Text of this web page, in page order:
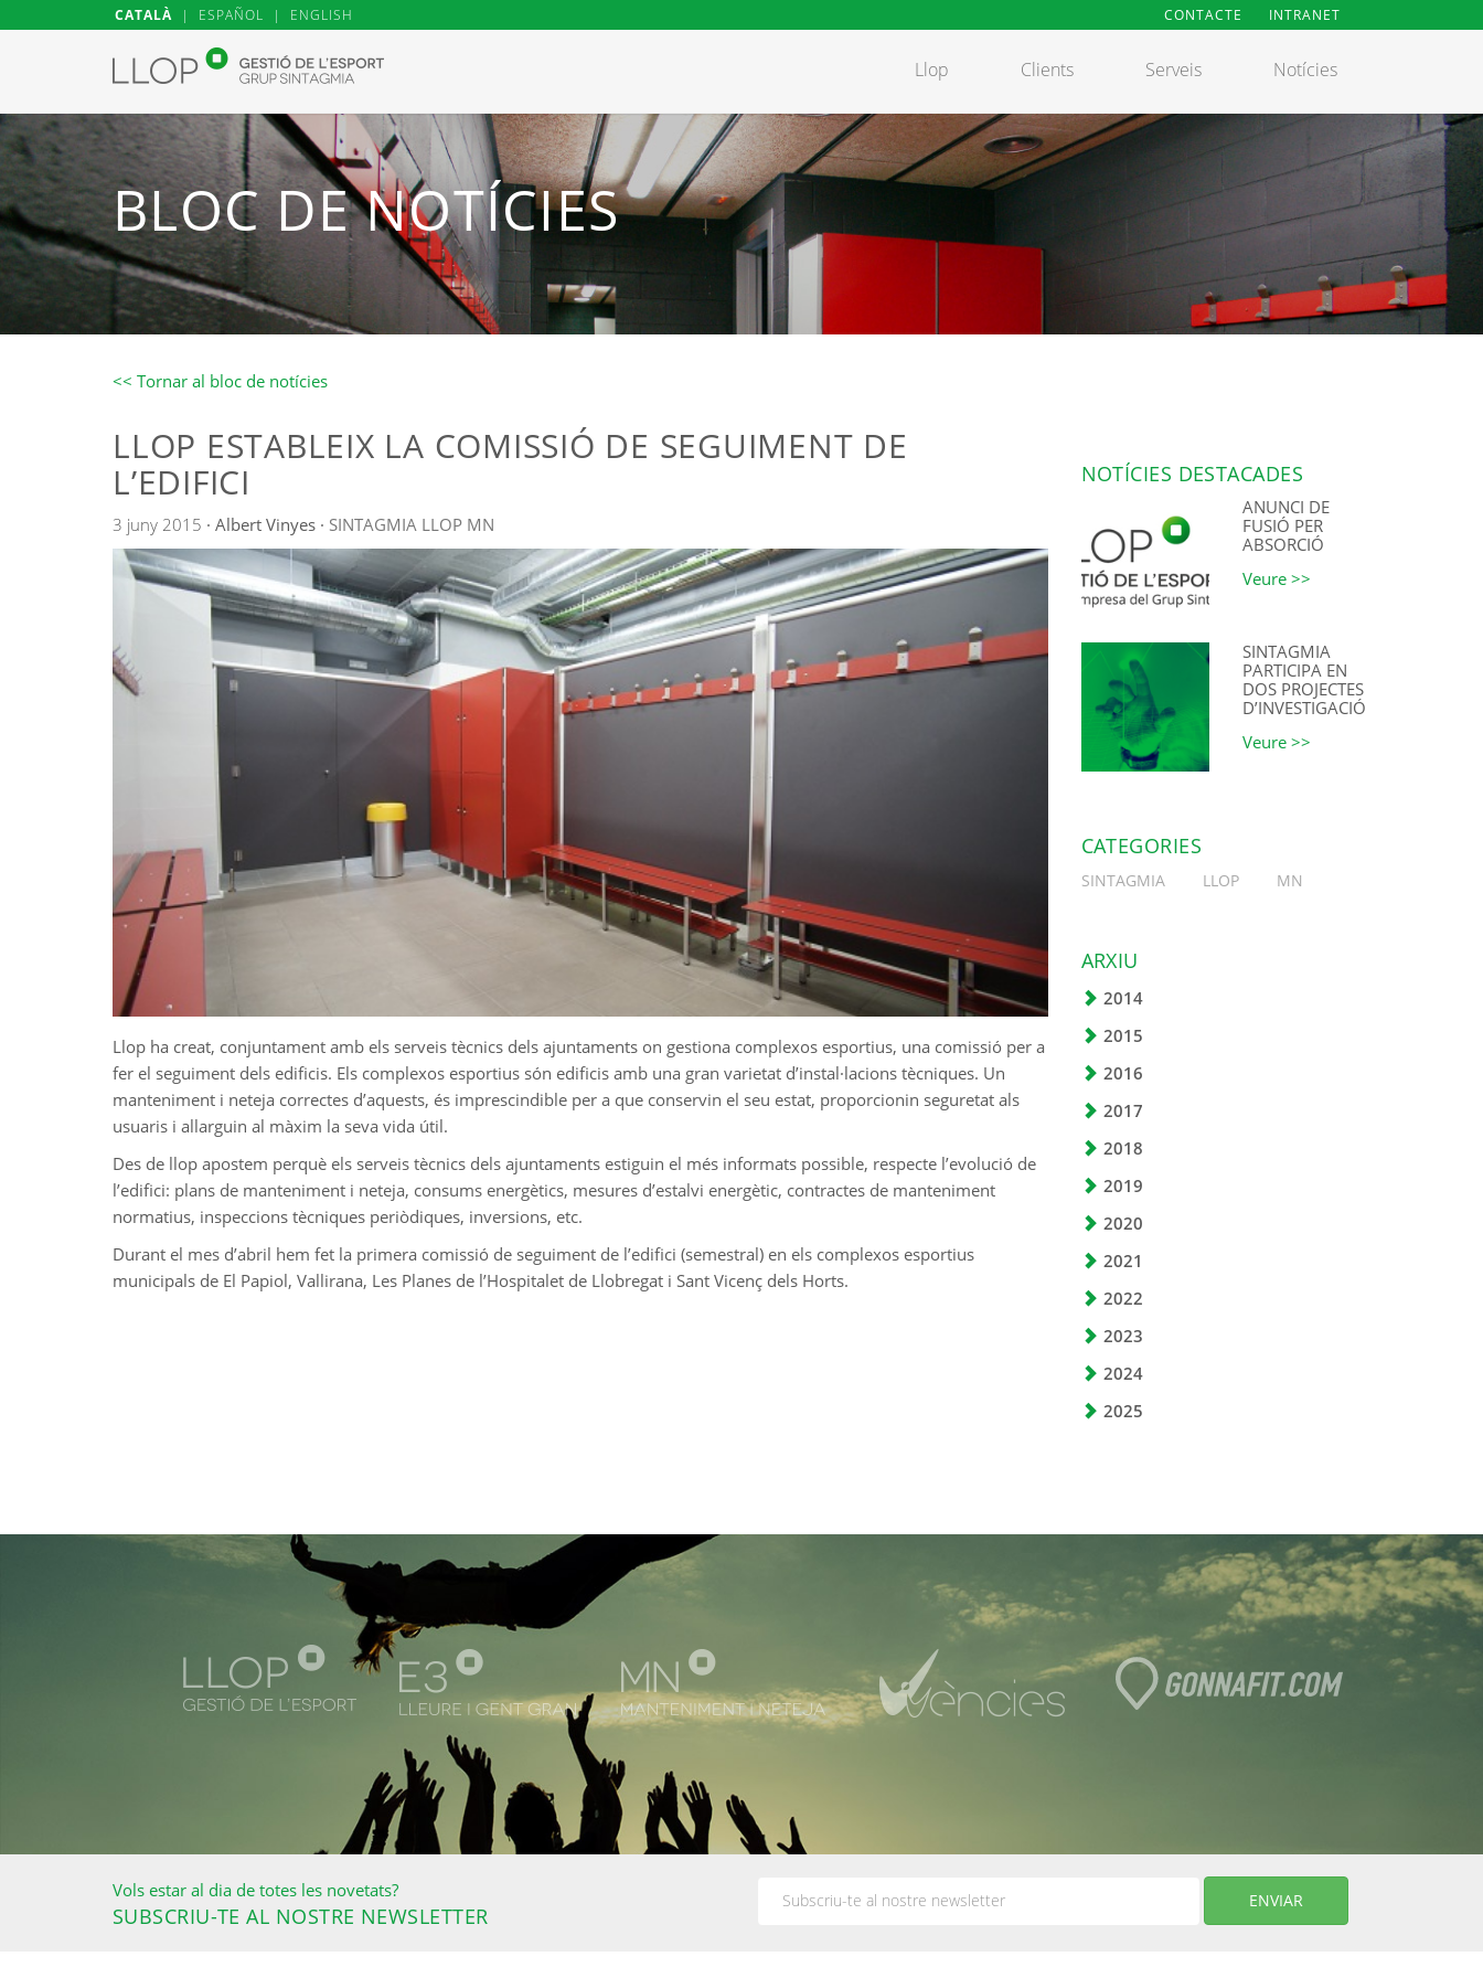
CATALÀ | ESPAÑOL | ENGLISH CONTACTE INTRANET
Llop Clients Serveis Notícies
BLOC DE NOTÍCIES
<< Tornar al bloc de notícies
LLOP ESTABLEIX LA COMISSIÓ DE SEGUIMENT DE
L’EDIFICI
3 juny 2015 · Albert Vinyes · SINTAGMIA LLOP MN
Llop ha creat, conjuntament amb els serveis tècnics dels ajuntaments on gestiona complexos esportius, una comissió per a
fer el seguiment dels edificis. Els complexos esportius són edificis amb una gran varietat d’instal·lacions tècniques. Un
manteniment i neteja correctes d’aquests, és imprescindible per a que conservin el seu estat, proporcionin seguretat als
usuaris i allarguin al màxim la seva vida útil.
Des de llop apostem perquè els serveis tècnics dels ajuntaments estiguin el més informats possible, respecte l’evolució de
l’edifici: plans de manteniment i neteja, consums energètics, mesures d’estalvi energètic, contractes de manteniment
normatius, inspeccions tècniques periòdiques, inversions, etc.
Durant el mes d’abril hem fet la primera comissió de seguiment de l’edifici (semestral) en els complexos esportius
municipals de El Papiol, Vallirana, Les Planes de l’Hospitalet de Llobregat i Sant Vicenç dels Horts.
NOTÍCIES DESTACADES
ANUNCI DE
FUSIÓ PER
ABSORCIÓ
Veure >>
SINTAGMIA
PARTICIPA EN
DOS PROJECTES
D’INVESTIGACIÓ
Veure >>
CATEGORIES
SINTAGMIA LLOP MN
ARXIU
2014
2015
2016
2017
2018
2019
2020
2021
2022
2023
2024
2025
Vols estar al dia de totes les novetats?
SUBSCRIU-TE AL NOSTRE NEWSLETTER